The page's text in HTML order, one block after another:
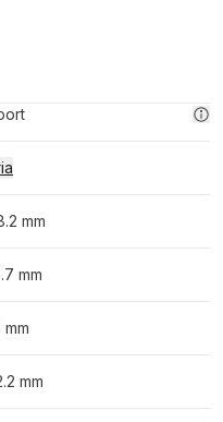
mm
mm
mm
mm